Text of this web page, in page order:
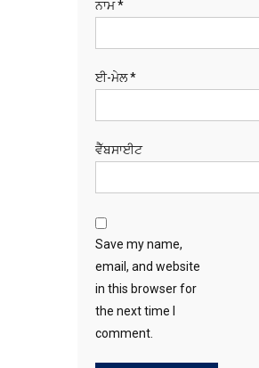
ਨਾਮ*
ਈ-ਮੇਲ*
ਵੈੱਬਸਾਈਟ
Save my name,
email, and website
in this browser for